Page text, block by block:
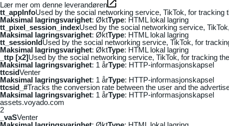
Lær mer om denne leverandøren
tt_appInfoUsed by the social networking service, TikTok, for tracking
Maksimal lagringsvarighet: ØktType: HTML lokal lagring
tt_pixel_session_indexUsed by the social networking service,
Maksimal lagringsvarighet: ØktType: HTML lokal lagring
tt_sessionIdUsed by the social networking service, TikTok, for
Maksimal lagringsvarighet: ØktType: HTML lokal lagring
_ttp [x2]Used by the social networking service, TikTok, for tracking
Maksimal lagringsvarighet: 1 årType: HTTP-informasjonskapsel
ttcsidVenter
Maksimal lagringsvarighet: 1 årType: HTTP-informasjonskapsel
ttcsid_#Tracks the conversion rate between the user and the
Maksimal lagringsvarighet: 1 årType: HTTP-informasjonskapsel
assets.voyado.com
2
_vaSVenter